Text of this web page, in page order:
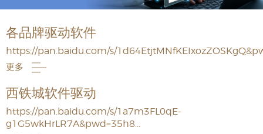
各品牌驱动软件
https://pan.baidu.com/s/
更多
西铁城软件驱动
https://pan.baidu.com/s/1a7m3FL0qE-
g1G5wkHrLR7A&pwd=35h8...